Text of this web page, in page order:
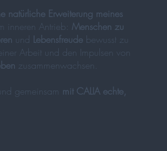
natürliche Erweiterung meines
inneren Antrieb: Menschen zu
und Lebensfreudebewusst zu
Arbeit und den Impulsen von
zusammenwachsen.
gemeinsam mit CALIA echte,